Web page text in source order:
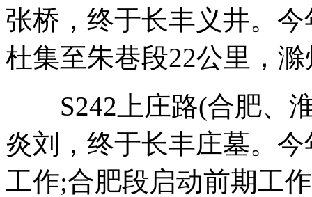
张桥，终于长丰义井。
杜集至朱巷段22公里，
S242上庄路(合肥、淮
炎刘，终于长丰庄墓。
工作;合肥段启动前期工